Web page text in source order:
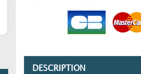
DESCRIPTION